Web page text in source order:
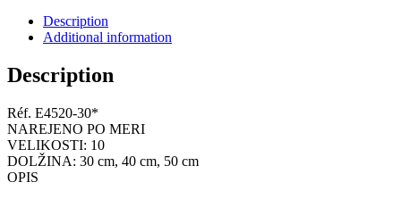
Description
Additional information
Description
Réf. E4520-30*
NAREJENO PO MERI
VELIKOSTI: 10
DOLŽINA: 30 cm, 40 cm, 50 cm
OPIS